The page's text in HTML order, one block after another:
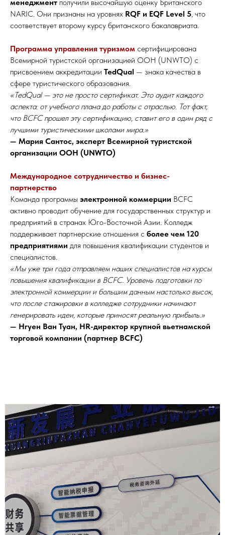
менеджмент получили высочайшую оценку Британского
NARIC. Они признаны на уровнях RQF и EQF Level 5, что
соответствует второму курсу британского бакалавриата.
Программа управления туризмом сертифицирована
Всемирной туристской организацией ООН (UNWTO) с
присвоением аккредитации TedQual — знака качества в
сфере туристического образования.
«TedQual — это не просто сертификат. Это аудит каждого
аспекта: от учебного плана до работы с отраслью. Тот факт,
что BCFC прошел эту сертификацию, ставит его в один ряд с
лучшими туристическими школами мира.»
— Мария Сантос, эксперт Всемирной туристской
организации ООН (UNWTO)
Международное сотрудничество и бизнес-
партнерство
Команда программы электронной коммерции BCFC
активно проводит обучение для государственных структур и
предприятий в странах Юго-Восточной Азии. Колледж
поддерживает партнерские отношения с более чем 120
предприятиями для повышения квалификации студентов и
специалистов.
«Мы уже три года отправляем наших специалистов на курсы
повышения квалификации в BCFC. Уровень подготовки по
электронной коммерции и большим данным настолько высок,
что после стажировки в колледже сотрудники начинают
генерировать идеи, которые приносят реальную прибыль.»
— Нгуен Ван Туан, HR-директор крупной вьетнамской
торговой компании (партнер BCFC)